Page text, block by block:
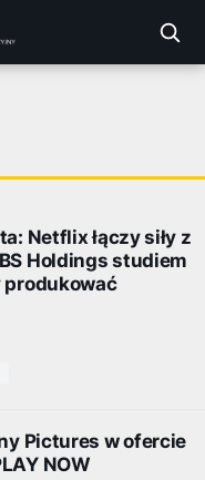
Netflix łączy siły z
Holdings studiem
produkować
Pictures w ofercie
NOW